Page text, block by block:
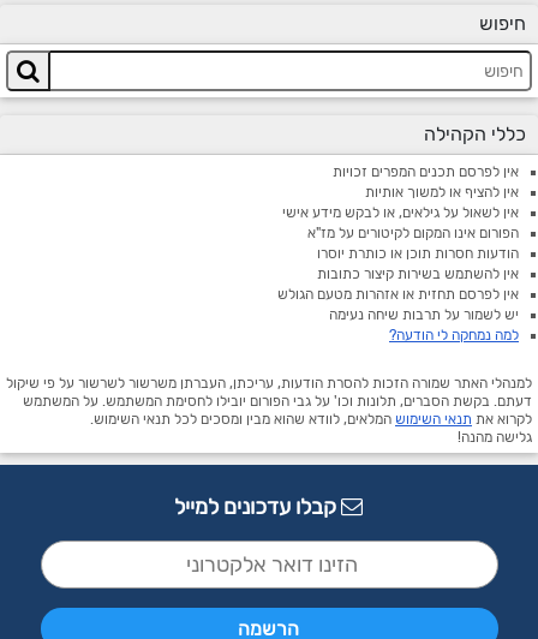
חיפוש
כללי הקהילה
אין לפרסם תכנים המפרים זכויות
אין להציף או למשוך אותיות
אין לשאול על גילאים, או לבקש מידע אישי
הפורום אינו המקום לקיטורים על מז"א
הודעות חסרות תוכן או כותרת יוסרו
אין להשתמש בשירות קיצור כתובות
אין לפרסם תחזית או אזהרות מטעם הגולש
יש לשמור על תרבות שיחה נעימה
למה נמחקה לי הודעה?
למנהלי האתר שמורה הזכות להסרת הודעות, עריכתן, העברתן משרשור לשרשור על פי שיקול
דעתם. בקשת הסברים, תלונות וכו' על גבי הפורום יובילו לחסימת המשתמש. על המשתמש
לקרוא את תנאי השימוש המלאים, לוודא שהוא מבין ומסכים לכל תנאי השימוש.
גלישה מהנה!
קבלו עדכונים למייל